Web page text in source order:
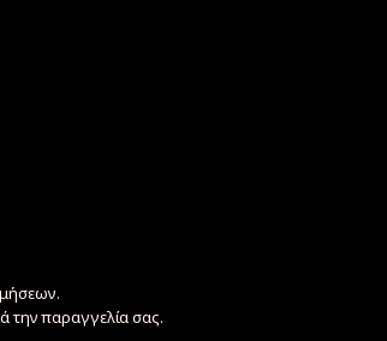
την παραγγελία σας.